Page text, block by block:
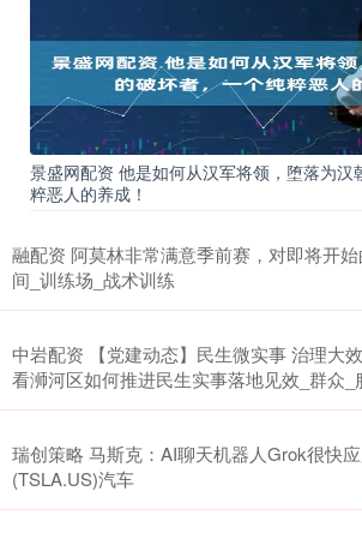
景盛网配资 他是如何从汉军将领，堕落为汉
粹恶人的养成！
融配资 阿莫林非常满意季前赛，对即将开
间_训练场_战术训练
中岩配资 【党建动态】民生微实事 治理
看浉河区如何推进民生实事落地见效_群众_
瑞创策略 马斯克：AI聊天机器人Grok很快
(TSLA.US)汽车